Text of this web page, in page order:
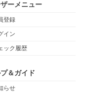
ーメニュー
登録
イン
ック履歴
＆ガイド
らせ